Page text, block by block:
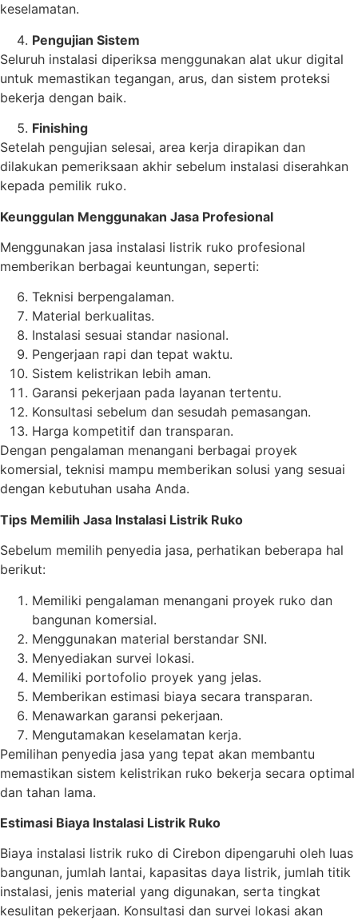
keselamatan.
Pengujian Sistem
Seluruh instalasi diperiksa menggunakan alat ukur digital
untuk memastikan tegangan, arus, dan sistem proteksi
bekerja dengan baik.
Finishing
Setelah pengujian selesai, area kerja dirapikan dan
dilakukan pemeriksaan akhir sebelum instalasi diserahkan
kepada pemilik ruko.
Keunggulan Menggunakan Jasa Profesional
Menggunakan jasa instalasi listrik ruko profesional
memberikan berbagai keuntungan, seperti:
Teknisi berpengalaman.
Material berkualitas.
Instalasi sesuai standar nasional.
Pengerjaan rapi dan tepat waktu.
Sistem kelistrikan lebih aman.
Garansi pekerjaan pada layanan tertentu.
Konsultasi sebelum dan sesudah pemasangan.
Harga kompetitif dan transparan.
Dengan pengalaman menangani berbagai proyek
komersial, teknisi mampu memberikan solusi yang sesuai
dengan kebutuhan usaha Anda.
Tips Memilih Jasa Instalasi Listrik Ruko
Sebelum memilih penyedia jasa, perhatikan beberapa hal
berikut:
Memiliki pengalaman menangani proyek ruko dan
bangunan komersial.
Menggunakan material berstandar SNI.
Menyediakan survei lokasi.
Memiliki portofolio proyek yang jelas.
Memberikan estimasi biaya secara transparan.
Menawarkan garansi pekerjaan.
Mengutamakan keselamatan kerja.
Pemilihan penyedia jasa yang tepat akan membantu
memastikan sistem kelistrikan ruko bekerja secara optimal
dan tahan lama.
Estimasi Biaya Instalasi Listrik Ruko
Biaya instalasi listrik ruko di Cirebon dipengaruhi oleh luas
bangunan, jumlah lantai, kapasitas daya listrik, jumlah titik
instalasi, jenis material yang digunakan, serta tingkat
kesulitan pekerjaan. Konsultasi dan survei lokasi akan